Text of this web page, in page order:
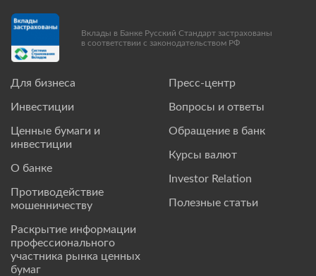
Для бизнеса
Инвестиции
Ценные бумаги и
инвестиции
О банке
Противодействие
мошенничеству
Раскрытие информации
профессионального
участника рынка ценных
бумаг
Пресс-центр
Вопросы и ответы
Обращение в банк
Курсы валют
Investor Relation
Полезные статьи
Вклады в Банке Русский Стандарт застрахованы
в соответствии с законодательством РФ